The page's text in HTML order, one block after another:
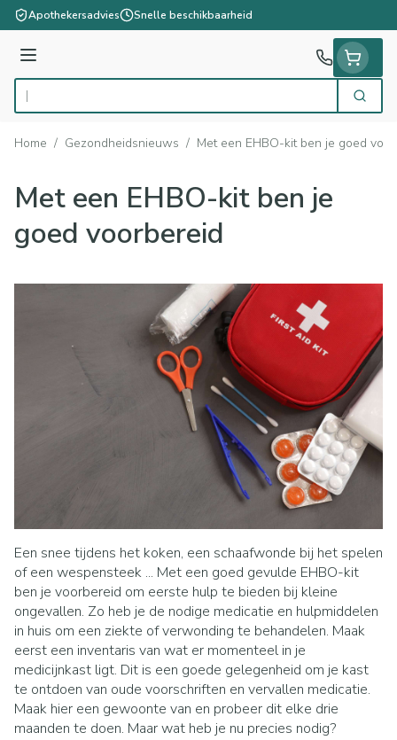
Ga naar de inhoud
Apothekersadvies Snelle beschikbaarheid
Menu
Product, merk, categorie... Zoek
Home / Gezondheidsnieuws / Met een EHBO-kit ben je goed
Met een EHBO-kit ben je
goed voorbereid
Een snee tijdens het koken, een schaafwonde bij het spelen
of een wespensteek ... Met een goed gevulde EHBO-kit
ben je voorbereid om eerste hulp te bieden bij kleine
ongevallen. Zo heb je de nodige medicatie en hulpmiddelen
in huis om een ziekte of verwonding te behandelen. Maak
eerst een inventaris van wat er momenteel in je
medicijnkast ligt. Dit is een goede gelegenheid om je kast
te ontdoen van oude voorschriften en vervallen medicatie.
Maak hier een gewoonte van en probeer dit elke drie
maanden te doen. Maar wat heb je nu precies nodig?